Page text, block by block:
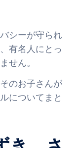
シーが守られ
有名人にとっ
せん。
のお子さんが
についてまと